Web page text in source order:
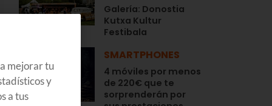
Galería: Donostia
Kutxa Kultur
Festibala
SMARTPHONES
4 móviles por menos
de 220€ que te
sorprenderán por
mejorar tu
y
a tus